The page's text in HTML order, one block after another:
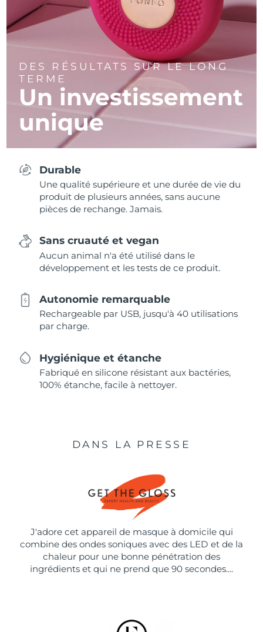
DES RÉSULTATS SUR LE LONG
TERME
Un investissement
unique
Durable
Une qualité supérieure et une durée de vie du
produit de plusieurs années, sans aucune
pièces de rechange. Jamais.
Sans cruauté et vegan
Aucun animal n'a été utilisé dans le
développement et les tests de ce produit.
Autonomie remarquable
Rechargeable par USB, jusqu'à 40 utilisations
par charge.
Hygiénique et étanche
Fabriqué en silicone résistant aux bactéries,
100% étanche, facile à nettoyer.
DANS LA PRESSE
J'adore cet appareil de masque à domicile qui
combine des ondes soniques avec des LED et de la
chaleur pour une bonne pénétration des
ingrédients et qui ne prend que 90 secondes....